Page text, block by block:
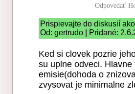
Odpovedať
Prispievajte do diskusií
Od: gertrudo | Pridané:
Ked si clovek pozrie
su uplne odveci.
emisie(dohoda o
zvysovat je minimalne